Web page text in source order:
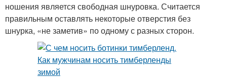
ношения является свободная шнуровка. Считается
правильным оставлять некоторые отверстия без
шнурка, «не заметив» по одному с разных сторон.